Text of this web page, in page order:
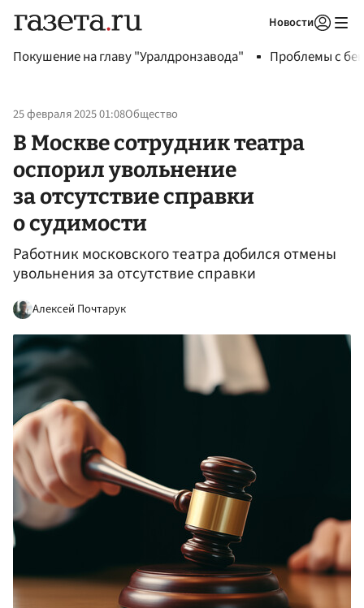
Новости
Покушение на главу "Уралдронзавода" Проблемы с
25 февраля 2025 01:08Общество
В Москве сотрудник театра
оспорил увольнение
за отсутствие справки
о судимости
Работник московского театра добился отмены
увольнения за отсутствие справки
Алексей Почтарук